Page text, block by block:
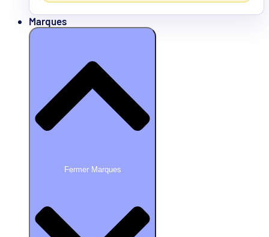
Marques
Fermer Marques